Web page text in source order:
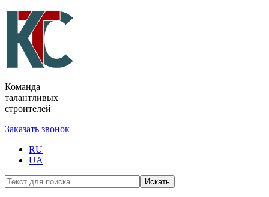
Команда
талантливых
строителей
Заказать звонок
RU
UA
Искать